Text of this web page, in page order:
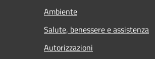
Ambiente
Salute, benessere e assistenza
Autorizzazioni